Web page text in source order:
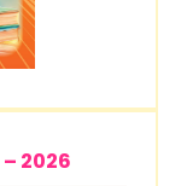
2026